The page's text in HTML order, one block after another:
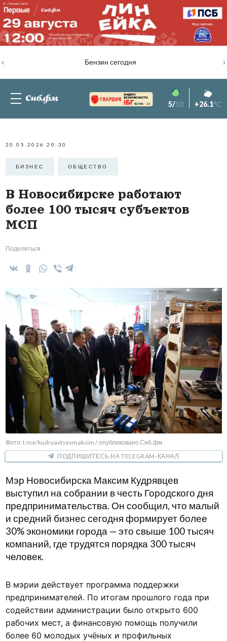
Бензин сегодня
‹ ›
82.76% -1.2 5/10 +26.1°C
20.05.2026 20:30
БИЗНЕС ОБЩЕСТВО
В Новосибирске работают
более 100 тысяч субъектов
МСП
Поделиться
Фото: t.me/kudryavtsevmaksim / опубликовано Сиб.фм
ПОДПИШИТЕСЬ НА TELEGRAM-КАНАЛ
Мэр Новосибирска Максим Кудрявцев
выступил на собрании в честь Городского дня
предпринимательства. Он сообщил, что малый
и средний бизнес сегодня формирует более
30% экономики города — это свыше 100 тысяч
компаний, где трудятся порядка 300 тысяч
человек.
В мэрии действует программа поддержки
предпринимателей. По итогам прошлого года при
содействии администрации было открыто 600
рабочих мест, а финансовую помощь получили
более 60 молодых учёных и профильных